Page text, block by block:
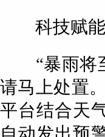
科技赋能
“暴雨将至
请马上处置
平台结合天